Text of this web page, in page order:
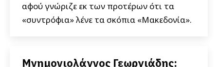
αφού γνώριζε εκ των προτέρων ότι τα
«συντρόφια» λένε τα σκόπια «Μακεδονία».
Μνημονιολάγνος Γεωργιάδης: